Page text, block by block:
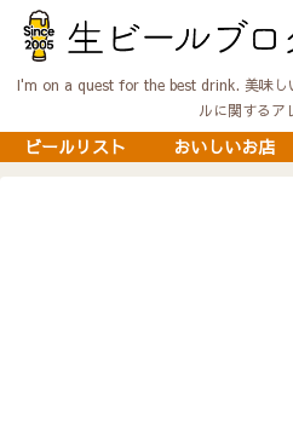
I'm on a quest for the best drink. 美味し
ルに関するア
ビールリスト おいしいお店